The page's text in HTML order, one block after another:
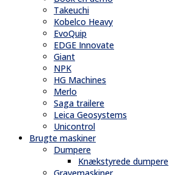
Takeuchi
Kobelco Heavy
EvoQuip
EDGE Innovate
Giant
NPK
HG Machines
Merlo
Saga trailere
Leica Geosystems
Unicontrol
Brugte maskiner
Dumpere
Knækstyrede dumpere